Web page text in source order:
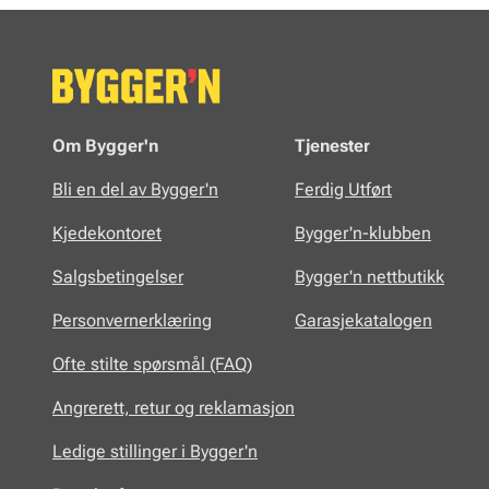
Om Bygger'n
Bli en del av Bygger'n
Kjedekontoret
Salgsbetingelser
Personvernerklæring
Ofte stilte spørsmål (FAQ)
Angrerett, retur og reklamasjon
Ledige stillinger i Bygger'n
Tjenester
Ferdig Utført
Bygger'n-klubben
Bygger'n nettbutikk
Garasjekatalogen